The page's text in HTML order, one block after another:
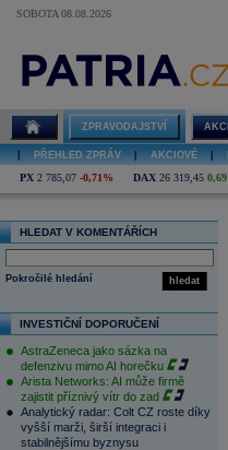
SOBOTA 08.08.2026
ZPRAVODAJSTVÍ
PŘEHLED ZPRÁV AKCIOVÉ
PX 2 785,07 -0,71% DAX 26 319,45
HLEDAT V KOMENTÁŘÍCH
hledat
Pokročilé hledání
INVESTIČNÍ DOPORUČENÍ
AstraZeneca jako sázka na
defenzivu mimo AI horečku
Arista Networks: AI může firmě
zajistit příznivý vítr do zad
Analytický radar: Colt CZ roste díky
vyšší marži, širší integraci i
stabilnějšímu byznysu